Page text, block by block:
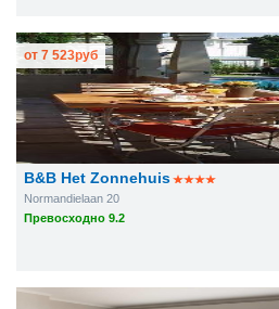
B&B Het Zonnehuis
Normandielaan 20
Превосходно 9.2
от 7 523руб